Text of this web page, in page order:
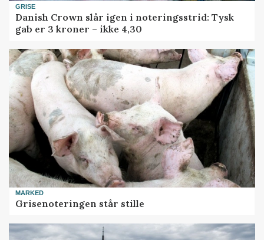
GRISE
Danish Crown slår igen i noteringsstrid: Tysk
gab er 3 kroner – ikke 4,30
MARKED
Grisenoteringen står stille